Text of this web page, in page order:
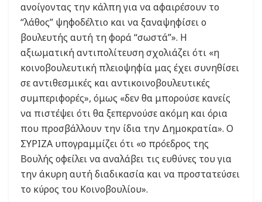
ανοίγοντας την κάλπη για να αφαιρέσουν το
“λάθος” ψηφοδέλτιο και να ξαναψηφίσει ο
βουλευτής αυτή τη φορά “σωστά”». Η
αξιωματική αντιπολίτευση σχολιάζει ότι «η
κοινοβουλευτική πλειοψηφία μας έχει συνηθίσει
σε αντιθεσμικές και αντικοινοβουλευτικές
συμπεριφορές», όμως «δεν θα μπορούσε κανείς
να πιστέψει ότι θα ξεπερνούσε ακόμη και όρια
που προσβάλλουν την ίδια την Δημοκρατία». Ο
ΣΥΡΙΖΑ υπογραμμίζει ότι «ο πρόεδρος της
Βουλής οφείλει να αναλάβει τις ευθύνες του για
την άκυρη αυτή διαδικασία και να προστατεύσει
το κύρος του Κοινοβουλίου».